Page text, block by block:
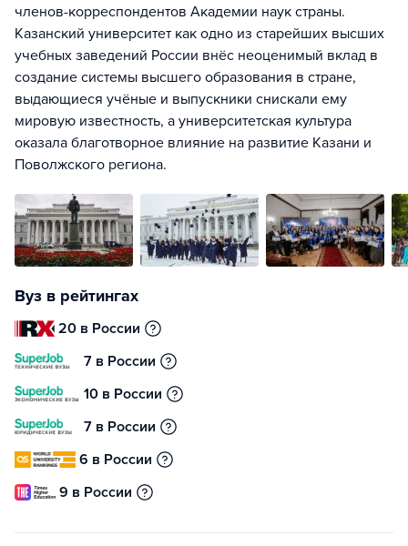
членов-корреспондентов Академии наук страны.
Казанский университет как одно из старейших высших
учебных заведений России внёс неоценимый вклад в
создание системы высшего образования в стране,
выдающиеся учёные и выпускники снискали ему
мировую известность, а университетская культура
оказала благотворное влияние на развитие Казани и
Поволжского региона.
Вуз в рейтингах
20 в России
7 в России
10 в России
7 в России
6 в России
9 в России